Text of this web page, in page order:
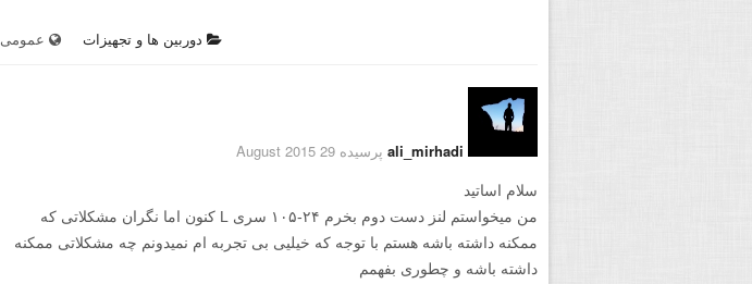
عمومی دوربین ها و تجهیزات
ali_mirhadi پرسیده 29 August 2015
سلام اساتید
من میخواستم لنز دست دوم بخرم ۲۴-۱۰۵ سری L کنون اما نگران مشکلاتی که
ممکنه داشته باشه هستم با توجه که خیلیی بی تجربه ام نمیدونم چه مشکلاتی ممکنه
داشته باشه و چطوری بفهمم